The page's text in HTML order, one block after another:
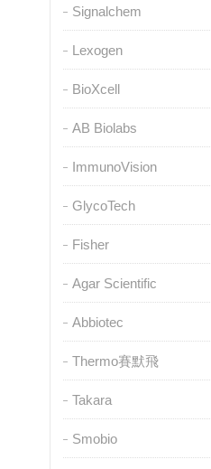
Signalchem
Lexogen
BioXcell
AB Biolabs
ImmunoVision
GlycoTech
Fisher
Agar Scientific
Abbiotec
Thermo賽默飛
Takara
Smobio